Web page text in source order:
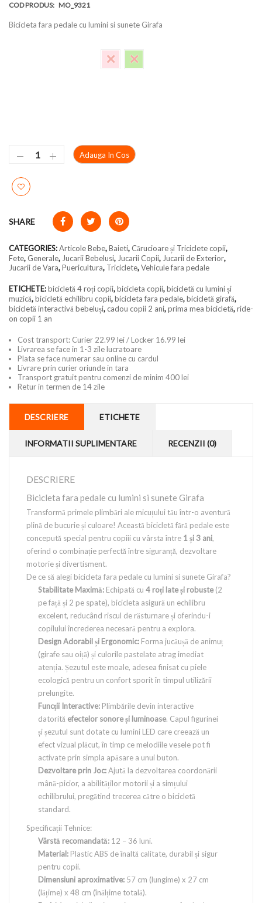
COD PRODUS: MO_9321
Bicicleta fara pedale cu lumini si sunete Girafa
Adauga In Cos
SHARE
CATEGORIES:Articole Bebe,Baieti,Cărucioare și Triciclete copii,
Fete, Generale, Jucarii Bebelusi, Jucarii Copii, Jucarii de Exterior,
Jucarii de Vara,Puericultura, Triciclete,Vehicule fara pedale
ETICHETE:bicicletă 4 roți copii,bicicleta copii,bicicletă cu lumini și
muzică,bicicletă echilibru copii,bicicleta fara pedale,bicicletă girafă,
bicicletă interactivă bebeluși,cadou copii 2 ani,prima mea bicicletă,ride-
on copii 1 an
Cost transport: Curier 22.99 lei / Locker 16.99 lei
Livrarea se face in 1-3 zile lucratoare
Plata se face numerar sau online cu cardul
Livrare prin curier oriunde in tara
Transport gratuit pentru comenzi de minim 400 lei
Retur in termen de 14 zile
DESCRIERE ETICHETE
INFORMATII SUPLIMENTARE RECENZII (0)
DESCRIERE
Bicicleta fara pedale cu lumini si sunete Girafa
Transformă primele plimbări ale micuțului tău într-o aventură
plină de bucurie și culoare! Această bicicletă fără pedale este
concepută special pentru copiii cu vârsta între 1 și 3 ani,
oferind o combinație perfectă între siguranță, dezvoltare
motorie și divertisment.
De ce să alegi bicicleta fara pedale cu lumini si sunete Girafa?
Stabilitate Maximă: Echipată cu 4 roți late și robuste(2
pe față și 2 pe spate), bicicleta asigură un echilibru
excelent, reducând riscul de răsturnare și oferindu-i
copilului încrederea necesară pentru a explora.
Design Adorabil și Ergonomic: Forma jucăușă de animuț
(girafe sau oiță) și culorile pastelate atrag imediat
atenția. Șezutul este moale, adesea finisat cu piele
ecologică pentru un confort sporit în timpul utilizării
prelungite.
Funcții Interactive: Plimbările devin interactive
datorită efectelor sonore și luminoase. Capul figurinei
și șezutul sunt dotate cu lumini LED care creează un
efect vizual plăcut, în timp ce melodiile vesele pot fi
activate prin simpla apăsare a unui buton.
Dezvoltare prin Joc:Ajută la dezvoltarea coordonării
mână-picior, a abilităților motorii și a simțului
echilibrului, pregătind trecerea către o bicicletă
standard.
Specificații Tehnice:
Vârstă recomandată: 12 – 36 luni.
Material: Plastic ABS de înaltă calitate, durabil și sigur
pentru copii.
Dimensiuni aproximative: 57 cm (lungime) x 27 cm
(lățime) x 48 cm (înălțime totală).